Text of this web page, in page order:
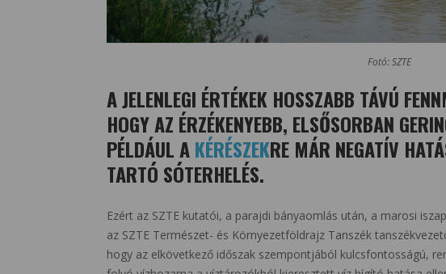
Fotó: SZTE
A JELENLEGI ÉRTÉKEK HOSSZABB TÁVÚ
HOGY AZ ÉRZÉKENYEBB, ELSŐSORBAN
PÉLDÁUL AKÉRÉSZEKRE MÁR NEGATÍV
TARTÓ SÓTERHELÉS.
Ezért az SZTE kutatói, a parajdi bányaomlás után, a marosi
az SZTE Természet- és Környezetföldrajz Tanszék
hogy az elkövetkező időszak szempontjából kulcsfontosságú,